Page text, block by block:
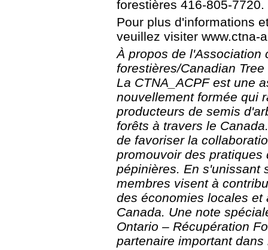
forestières 416-805-
Pour plus d'informations
veuillez visiter www.ctna-
À propos de l'Association
forestières/Canadian
La CTNA_ACPF est une
nouvellement formée qui
producteurs de semis
forêts à travers le
de favoriser la
promouvoir des
pépinières. En s'unissant
membres visent à
des économies locales et
Canada. Une note
Ontario – Récupération
partenaire important